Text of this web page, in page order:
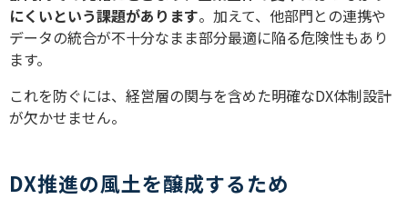
にくいという課題があります。加えて、他部門との連携や
データの統合が不十分なまま部分最適に陥る危険性もあり
ます。
これを防ぐには、経営層の関与を含めた明確なDX体制設計
が欠かせません。
DX推進の風土を醸成するため